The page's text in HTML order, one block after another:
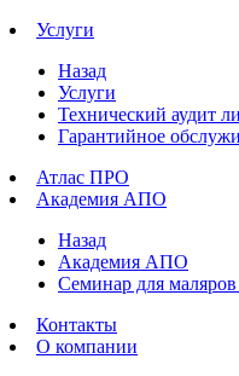
Услуги
Назад
Услуги
Технический аудит
Гарантийное
Атлас ПРО
Академия АПО
Назад
Академия АПО
Семинар для
Контакты
О компании